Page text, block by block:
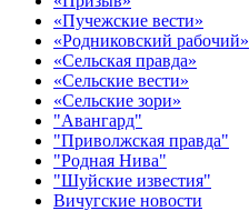
«Пучежские вести»
«Родниковский рабочий»
«Сельская правда»
«Сельские вести»
«Сельские зори»
"Авангард"
"Приволжская правда"
"Родная Нива"
"Шуйские известия"
Вичугские новости